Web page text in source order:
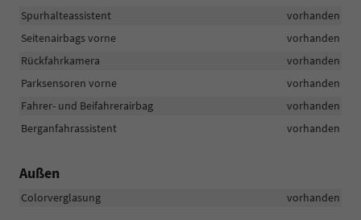
Spurhalteassistent
vorhanden
Seitenairbags vorne
vorhanden
Rückfahrkamera
vorhanden
Parksensoren vorne
vorhanden
Fahrer- und Beifahrerairbag
vorhanden
Berganfahrassistent
vorhanden
Außen
Colorverglasung vorhanden